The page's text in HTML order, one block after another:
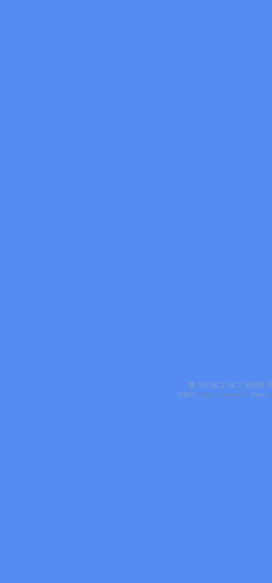
홈| 위치로그| 태그| 방명록|
얀웬리 's Blog is powered by Daum /